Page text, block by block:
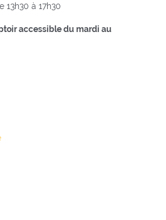
13h30 à 17h30
accessible du mardi au